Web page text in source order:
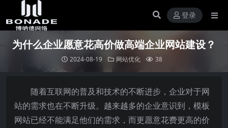
登录
为什么企业愿意花高价做高端企业网站建设？
2024-08-19 网站优化 38
随着互联网的普及和技术的不断进步，企业对于网
站的需求也在不断升级。越来越多的企业意识到，模板
网站已经不能满足他们的需求，而更愿意花费更高的价